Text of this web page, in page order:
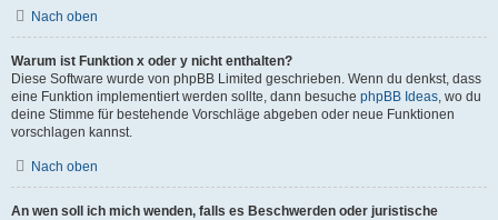
Nach oben
Warum ist Funktion x oder y nicht enthalten?
Diese Software wurde von phpBB Limited geschrieben. Wenn du denkst, dass
eine Funktion implementiert werden sollte, dann besuche phpBB Ideas, wo du
deine Stimme für bestehende Vorschläge abgeben oder neue Funktionen
vorschlagen kannst.
Nach oben
An wen soll ich mich wenden, falls es Beschwerden oder juristische